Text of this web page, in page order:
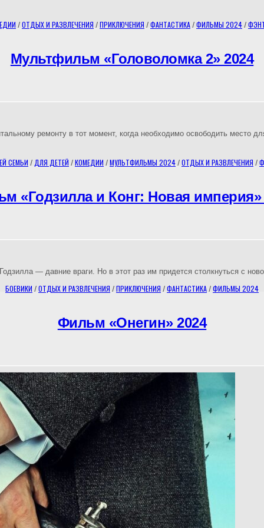
/ОТДЫХ И РАЗВЛЕЧЕНИЯ /ПРИКЛЮЧЕНИЯ /ФАНТАСТИКА/ФИЛЬМЫ 2024/
Мультфильм «Головоломка 2» 2024
ремонту в тот момент, когда необходимо освободить место
СЕМЬИ /ДЛЯ ДЕТЕЙ /КОМЕДИИ /МУЛЬТФИЛЬМЫ 2024/ОТДЫХ И РАЗВЛЕЧЕНИЯ /
«Годзилла и Конг: Новая империя»
— давние враги. Но в этот раз им придется столкнуться с
БОЕВИКИ /ОТДЫХ И РАЗВЛЕЧЕНИЯ /ПРИКЛЮЧЕНИЯ /ФАНТАСТИКА/ФИЛЬМЫ 2024
Фильм «Онегин» 2024